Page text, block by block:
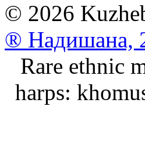
© 2026
® Надишана,
Rare ethnic
harps: